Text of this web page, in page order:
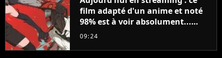
film adapté d'un anime et noté
98% est à voir absolument...
sinon vous ne comprendrez plus
09:24